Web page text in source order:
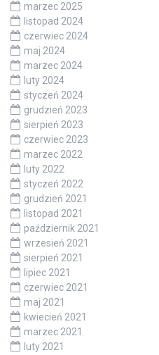
marzec 2025
listopad 2024
czerwiec 2024
maj 2024
marzec 2024
luty 2024
styczeń 2024
grudzień 2023
sierpień 2023
czerwiec 2023
marzec 2022
luty 2022
styczeń 2022
grudzień 2021
listopad 2021
październik 2021
wrzesień 2021
sierpień 2021
lipiec 2021
czerwiec 2021
maj 2021
kwiecień 2021
marzec 2021
luty 2021